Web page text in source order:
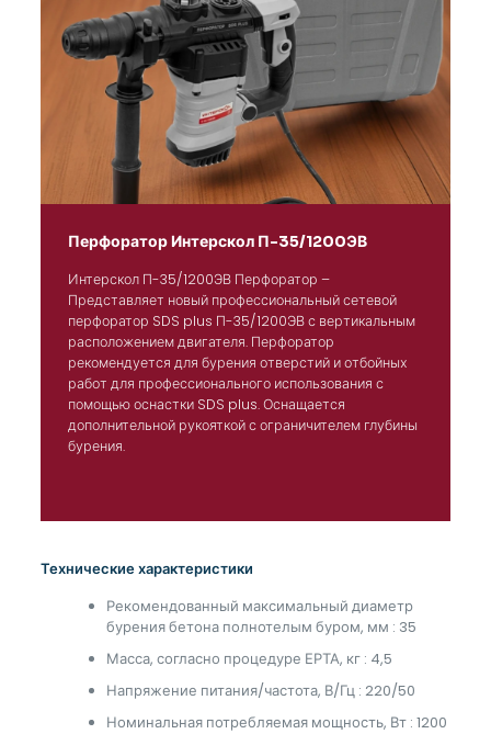
Перфоратор Интерскол П-35/1200ЭВ
Интерскол П-35/1200ЭВ Перфоратор –
Представляет новый профессиональный сетевой
перфоратор SDS plus П-35/1200ЭВ с вертикальным
расположением двигателя. Перфоратор
рекомендуется для бурения отверстий и отбойных
работ для профессионального использования с
помощью оснастки SDS plus. Оснащается
дополнительной рукояткой с ограничителем глубины
бурения.
Технические характеристики
Рекомендованный максимальный диаметр
бурения бетона полнотелым буром, мм : 35
Масса, согласно процедуре ЕРТА, кг : 4,5
Напряжение питания/частота, В/Гц : 220/50
Номинальная потребляемая мощность, Вт : 1200